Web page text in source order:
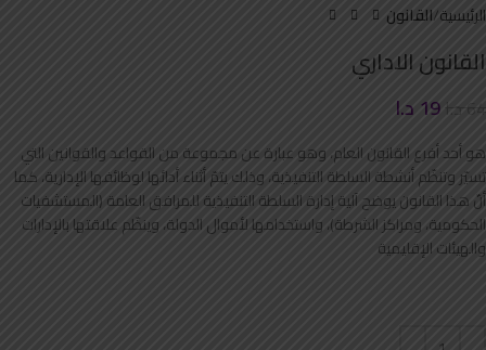
الرئيسية القانون
القانون الاداري
64د.ا19 د.ا
هو أحد أفرع القانون العام، وهو عبارة عن مجموعة من القواعد والقوانين التي
تسيّر وتنظّم أنشطة السلطة التنفيذية، وذلك يتمّ أثناء أدائها لوظائفها الإدارية، كما
أنّ هذا القانون يوضح آلية إدارة السلطة التنفيذية للمرافق العامة (المستشفيات
الحكومية، ومراكز الشرطة)، واستخدامها لأموال الدولة، وينظّم علاقتها بالإدارات
والهيئات الإقليمية